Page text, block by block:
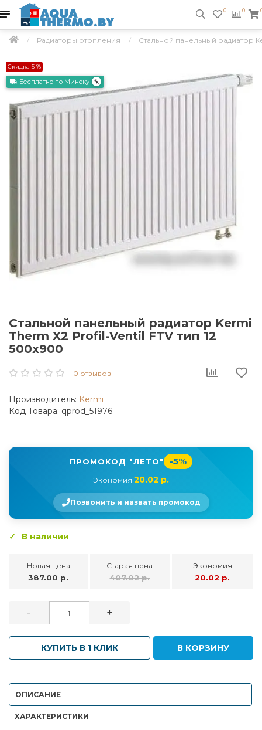
0 0
Радиаторы отопления Стальной панельный радиатор
Скидка 5 %
Бесплатно по Минску
Стальной панельный радиатор Kermi
Therm X2 Profil-Ventil FTV тип 12
500x900
0 отзывов
Производитель: Kermi
Код Товара: qprod_51976
ПРОМОКОД "ЛЕТО" -5%
Экономия 20.02 р.
Позвонить и назвать промокод
В наличии
Новая цена
387.00 р.
Старая цена
407.02 р.
Экономия
20.02 р.
- +
КУПИТЬ В 1 КЛИК В КОРЗИНУ
ОПИСАНИЕ
ХАРАКТЕРИСТИКИ